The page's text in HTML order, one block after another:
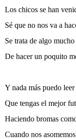
Los chicos se han
Sé que no nos va a
Se trata de algo
De hacer un poquito
Y nada más puedo
Que tengas el mejor
Haciendo bromas
Cuando nos